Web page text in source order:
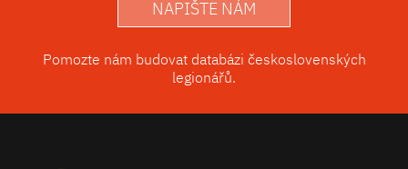
NAPIŠTE NÁM
Pomozte nám budovat databázi československých
legionářů.